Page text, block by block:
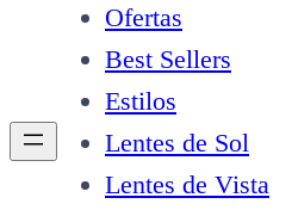
Ofertas
Best Sellers
Estilos
Lentes de Sol
Lentes de Vista